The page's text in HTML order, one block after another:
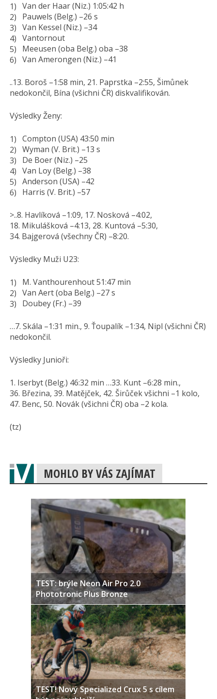
Van der Haar (Niz.) 1:05:42 h
Pauwels (Belg.) –26 s
Van Kessel (Niz.) –34
Vantornout
Meeusen (oba Belg.) oba –38
Van Amerongen (Niz.) –41
..13. Boroš –1:58 min, 21. Paprstka –2:55, Šimůnek
nedokončil, Bína (všichni ČR) diskvalifikován.
Výsledky Ženy:
Compton (USA) 43:50 min
Wyman (V. Brit.) –13 s
De Boer (Niz.) –25
Van Loy (Belg.) –38
Anderson (USA) –42
Harris (V. Brit.) –57
>..8. Havlíková –1:09, 17. Nosková –4:02,
18. Mikulášková –4:13, 28. Kuntová –5:30,
34. Bajgerová (všechny ČR) –8:20.
Výsledky Muži U23:
M. Vanthourenhout 51:47 min
Van Aert (oba Belg.) –27 s
Doubey (Fr.) –39
…7. Skála –1:31 min., 9. Ťoupalík –1:34, Nipl (všichni ČR)
nedokončil.
Výsledky Junioři:
1. Iserbyt (Belg.) 46:32 min …33. Kunt –6:28 min.,
36. Březina, 39. Matějček, 42. Širůček všichni –1 kolo,
47. Benc, 50. Novák (všichni ČR) oba –2 kola.
(tz)
MOHLO BY VÁS ZAJÍMAT
TEST: brýle Neon Air Pro 2.0
Phototronic Plus Bronze
TEST! Nový Specialized Crux 5 s cílem